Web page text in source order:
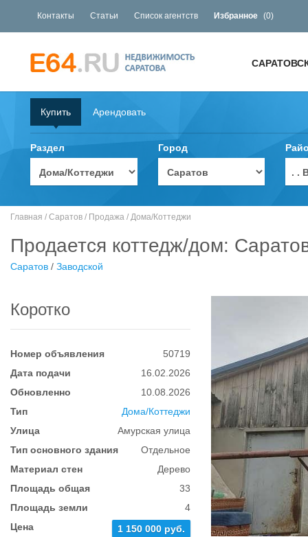
Контакты Статьи Список агентств Избранное (0)
Купить Арендовать
Раздел Город
. .
Главная / Саратов / Продажа / Дома/Коттеджи
Продается коттедж/дом:
Саратов / Заводской
Коротко
Номер объявления
50719
Дата подачи
16.02.2026
Обновленно
10.08.2026
Тип
Дома/Коттеджи
Улица
Амурская улица
Тип основного здания
Отдельное
Материал стен
Дерево
Площадь общая
33
Площадь земли
4
Цена
1 150 000 руб.